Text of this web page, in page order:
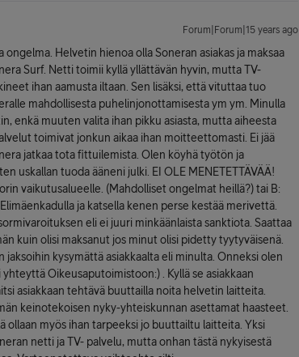
Forum|Forum|15 years ago
ongelma. Helvetin hienoa olla Soneran asiakas ja maksaa
Surf. Netti toimii kyllä yllättävän hyvin, mutta TV-
ihan aamusta iltaan. Sen lisäksi, että vituttaa tuo
mahdollisesta puhelinjonottamisesta ym ym. Minulla
enkä muuten valita ihan pikku asiasta, mutta aiheesta
toimivat jonkun aikaa ihan moitteettomasti. Ei jää
jatkaa tota fittuilemista. Olen köyhä työtön ja
uskallan tuoda ääneni julki. EI OLE MENETETTÄVÄÄ!
vaikutusalueelle. (Mahdolliset ongelmat heillä?) tai B:
ja katsella kenen perse kestää merivettä.
eli ei juuri minkäänlaista sanktiota. Saattaa
kuin olisi maksanut jos minut olisi pidetty tyytyväisenä.
kysymättä asiakkaalta eli minulta. Onneksi olen
Oikeusaputoimistoon:) . Kyllä se asiakkaan
asiakkaan tehtävä buuttailla noita helvetin laitteita.
keinotekoisen nyky-yhteiskunnan asettamat haasteet.
ollaan myös ihan tarpeeksi jo buuttailtu laitteita. Yksi
netti ja TV- palvelu, mutta onhan tästä nykyisestä